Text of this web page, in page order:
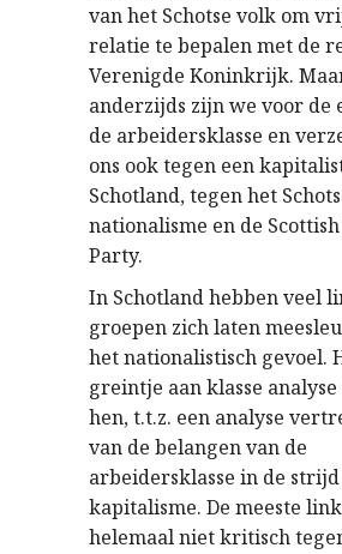
van het Schotse volk om
relatie te bepalen met de
Verenigde Koninkrijk.
anderzijds zijn we voor de
de arbeidersklasse en
ons ook tegen een
Schotland, tegen het
nationalisme en de
Party.
In Schotland hebben veel
groepen zich laten
het nationalistisch gevoel.
greintje aan klasse
hen, t.t.z. een analyse
van de belangen van de
arbeidersklasse in de
kapitalisme. De meeste
helemaal niet kritisch